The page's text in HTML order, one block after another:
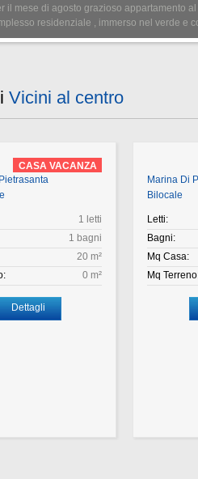
il mese di agosto grazioso appartamento
residenziale , immerso nel verde e
Vicini al centro
CASA VACANZA
1 letti
1 bagni
20 m²
0 m²
Dettagli
Marina Di
Bilocale
Letti:
Bagni:
Mq Casa:
Mq